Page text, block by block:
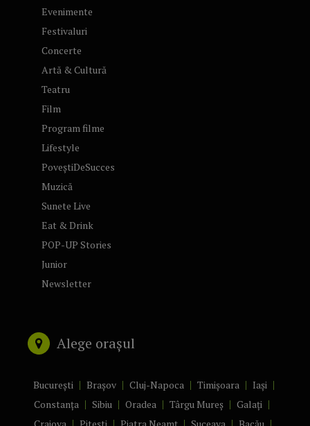
Evenimente
Festivaluri
Concerte
Artă & Cultură
Teatru
Film
Program filme
Lifestyle
PoveștiDeSucces
Muzică
Sunete Live
Eat & Drink
POP-UP Stories
Junior
Newsletter
Alege orașul
București Brașov Cluj-Napoca Timișoara
Iași
Constanța
Sibiu Oradea Târgu Mureș
Galați